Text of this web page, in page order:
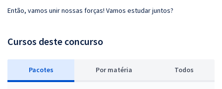
Então, vamos unir nossas forças! Vamos estudar juntos?
Cursos deste concurso
Pacotes Por matéria Todos